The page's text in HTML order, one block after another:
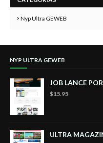
Nyp Ultra GEWEB
NYP ULTRA GEWEB
JOB LANCE
$15.95
ULTRA